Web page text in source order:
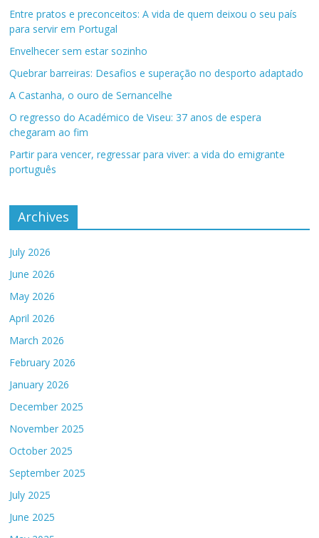
Entre pratos e preconceitos: A vida de quem deixou o seu país
para servir em Portugal
Envelhecer sem estar sozinho
Quebrar barreiras: Desafios e superação no desporto adaptado
A Castanha, o ouro de Sernancelhe
O regresso do Académico de Viseu: 37 anos de espera
chegaram ao fim
Partir para vencer, regressar para viver: a vida do emigrante
português
Archives
July 2026
June 2026
May 2026
April 2026
March 2026
February 2026
January 2026
December 2025
November 2025
October 2025
September 2025
July 2025
June 2025